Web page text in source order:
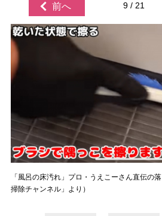
前へ 9 / 21
「風呂の床汚れ」プロ・うえこーさん直伝の
掃除チャンネル」より）